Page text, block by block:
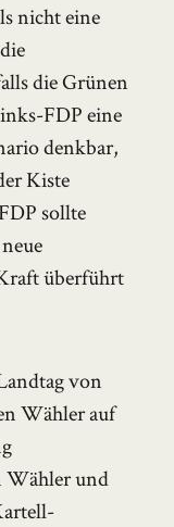
nicht eine
die Grünen
FDP eine
denkbar,
Kiste
sollte
überführt
von
Wähler auf
Wähler und